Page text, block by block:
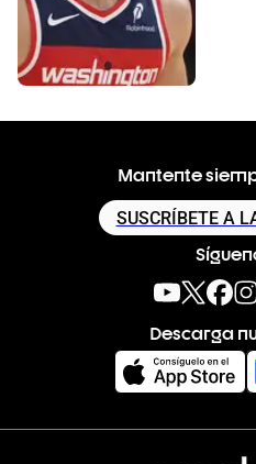
Mantente
SUSCRÍBETE A
Descarga